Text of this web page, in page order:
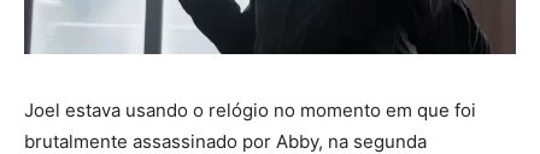
Joel estava usando o relógio no momento em que foi
brutalmente assassinado por Abby, na segunda